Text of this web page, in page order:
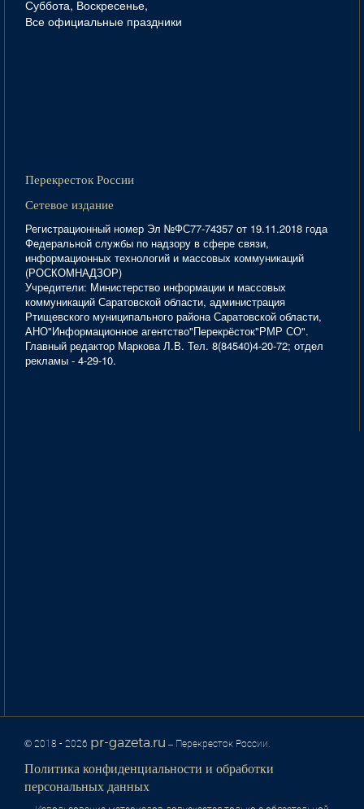
Суббота, Воскресенье,
Все официальные праздники
Перекресток России
Сетевое издание
Регистрационный номер Эл №ФС77-74357 от 19.11.2018 года
Федеральной службы по надзору в сфере связи,
информационных технологий и массовых коммуникаций
(РОСКОМНАДЗОР)
Учредители: Министерство информации и массовых
коммуникаций Саратовской области, администрация
Ртищевского муниципального района Саратовской области,
АНО"Информационное агентство"Перекрёсток"РМР СО".
Главный редактор Маркова Л.В. Тел. 8(84540)4-20-72; отдел
рекламы - 4-29-10.
© 2018 - 2026 pr-gazeta.ru – Перекресток России.
Политика конфиденциальности и обработки
персональных данных